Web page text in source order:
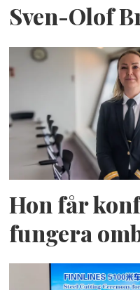
Sven-Olof
Hon får
fungera